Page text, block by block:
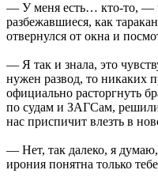
— У меня есть… кто-то, —
разбежавшиеся, как
отвернулся от окна и
— Я так и знала, это
нужен развод, то никаких
официально расторгнуть
по судам и ЗАГСам,
нас приспичит влезть в
— Нет, так далеко, я
ирония понятна только